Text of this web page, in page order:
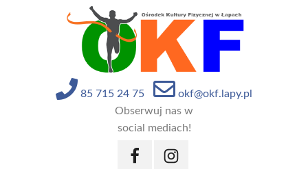
85 715 24 75
okf@okf.lapy.pl
Obserwuj nas w
social mediach!
FacebookInstagram